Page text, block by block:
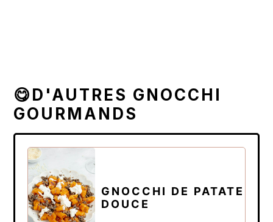
😋D'AUTRES GNOCCHI
GOURMANDS
GNOCCHI DE PATATE
DOUCE